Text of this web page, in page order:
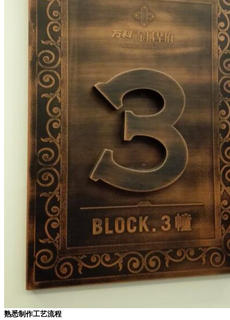
熟悉制作工艺流程